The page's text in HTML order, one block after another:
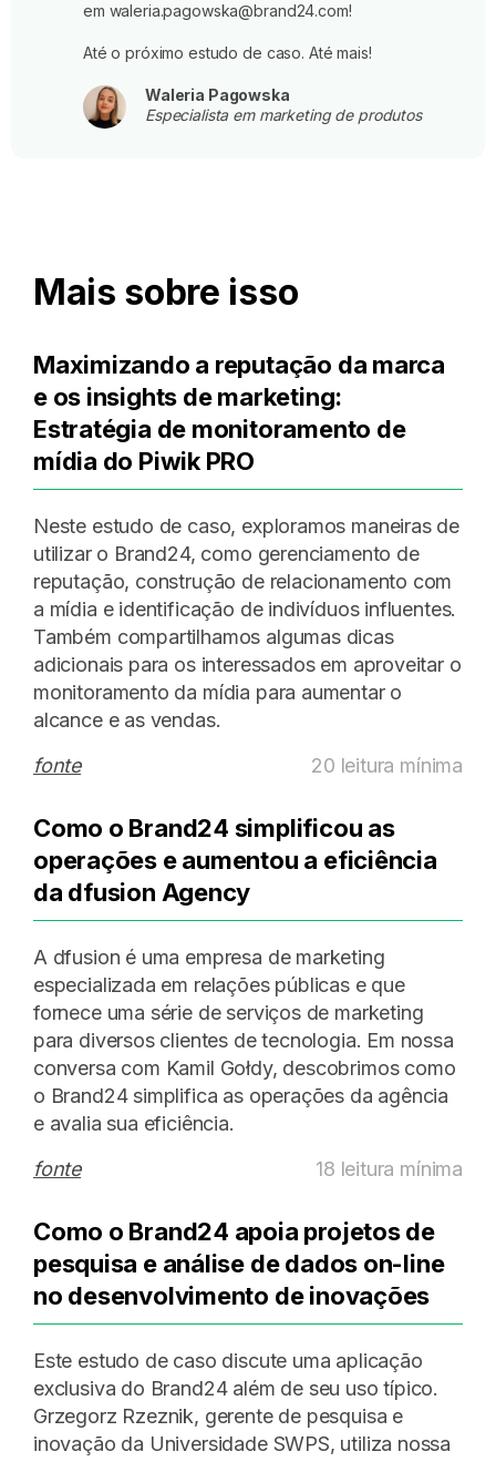
em waleria.pagowska@brand24.com!
Até o próximo estudo de caso. Até mais!
Waleria Pagowska
Especialista em marketing de produtos
Mais sobre isso
Maximizando a reputação da marca
e os insights de marketing:
Estratégia de monitoramento de
mídia do Piwik PRO
Neste estudo de caso, exploramos maneiras de
utilizar o Brand24, como gerenciamento de
reputação, construção de relacionamento com
a mídia e identificação de indivíduos influentes.
Também compartilhamos algumas dicas
adicionais para os interessados em aproveitar o
monitoramento da mídia para aumentar o
alcance e as vendas.
fonte
20 leitura mínima
Como o Brand24 simplificou as
operações e aumentou a eficiência
da dfusion Agency
A dfusion é uma empresa de marketing
especializada em relações públicas e que
fornece uma série de serviços de marketing
para diversos clientes de tecnologia. Em nossa
conversa com Kamil Gołdy, descobrimos como
o Brand24 simplifica as operações da agência
e avalia sua eficiência.
fonte
18 leitura mínima
Como o Brand24 apoia projetos de
pesquisa e análise de dados on-line
no desenvolvimento de inovações
Este estudo de caso discute uma aplicação
exclusiva do Brand24 além de seu uso típico.
Grzegorz Rzeznik, gerente de pesquisa e
inovação da Universidade SWPS, utiliza nossa